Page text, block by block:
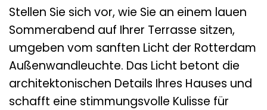
Stellen Sie sich vor, wie Sie an einem lauen
Sommerabend auf Ihrer Terrasse sitzen,
umgeben vom sanften Licht der Rotterdam
Außenwandleuchte. Das Licht betont die
architektonischen Details Ihres Hauses und
schafft eine stimmungsvolle Kulisse für